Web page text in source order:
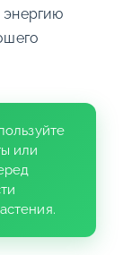
энергию
или